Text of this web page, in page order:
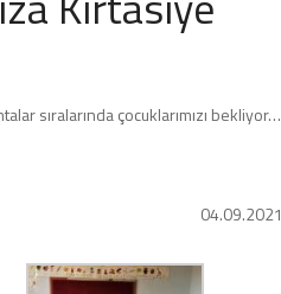
sıralarında çocuklarımızı bekliyor…
04.09.2021